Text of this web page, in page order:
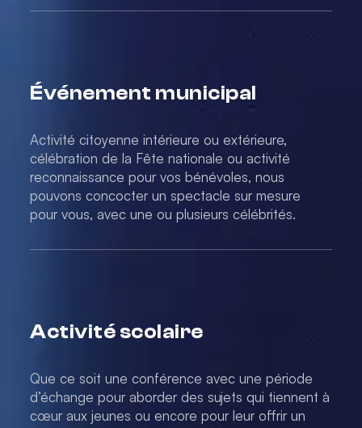
Événement municipal
Activité citoyenne intérieure ou extérieure,
célébration de la Fête nationale ou activité
reconnaissance pour vos bénévoles, nous
pouvons concocter un spectacle sur mesure
pour vous, avec une ou plusieurs célébrités.
Activité scolaire
Que ce soit une conférence avec une période
d’échange pour aborder des sujets qui tiennent à
cœur aux jeunes ou encore pour leur offrir un